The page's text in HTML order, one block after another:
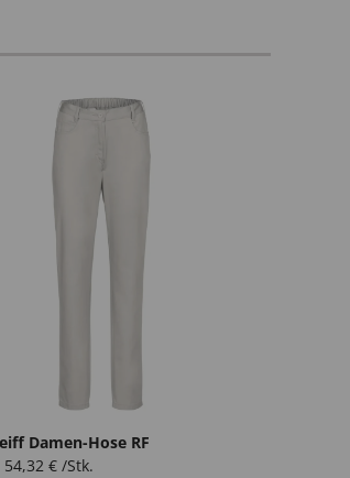
Damen-Hose RF
54,32 € /Stk.